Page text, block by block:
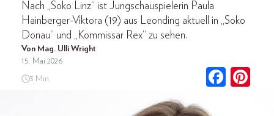
Nach „Soko Linz“ ist Jungschauspielerin Paula
Hainberger-Viktora (19) aus Leonding aktuell in „Soko
Donau“ und „Kommissar Rex“ zu sehen.
Von Mag. Ulli Wright
15. Mai 2026
3 Min.